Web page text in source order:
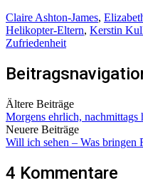
Claire Ashton-James,
Helikopter-Eltern, Kerstin
Zufriedenheit
Ältere Beiträge
Morgens ehrlich, nachmittags
Neuere Beiträge
Will ich sehen – Was bringen
4 Kommentare